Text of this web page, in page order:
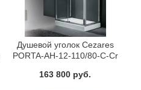
Душевой уголок Cezares
PORTA-AH-12-110/80-C-Cr
163 800 руб.